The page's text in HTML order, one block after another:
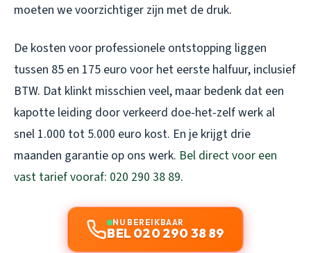
moeten we voorzichtiger zijn met de druk.
De kosten voor professionele ontstopping liggen
tussen 85 en 175 euro voor het eerste halfuur, inclusief
BTW. Dat klinkt misschien veel, maar bedenk dat een
kapotte leiding door verkeerd doe-het-zelf werk al
snel 1.000 tot 5.000 euro kost. En je krijgt drie
maanden garantie op ons werk. Bel direct voor een
vast tarief vooraf: 020 290 38 89.
NU BEREIKBAAR
BEL 020 290 38 89